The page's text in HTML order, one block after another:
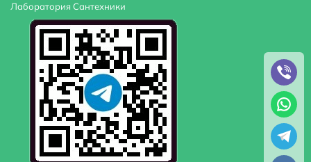
Лаборатория Сантехники